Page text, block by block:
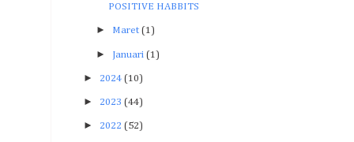
POSITIVE HABBITS
► Maret (1)
► Januari (1)
► 2024 (10)
► 2023 (44)
► 2022 (52)